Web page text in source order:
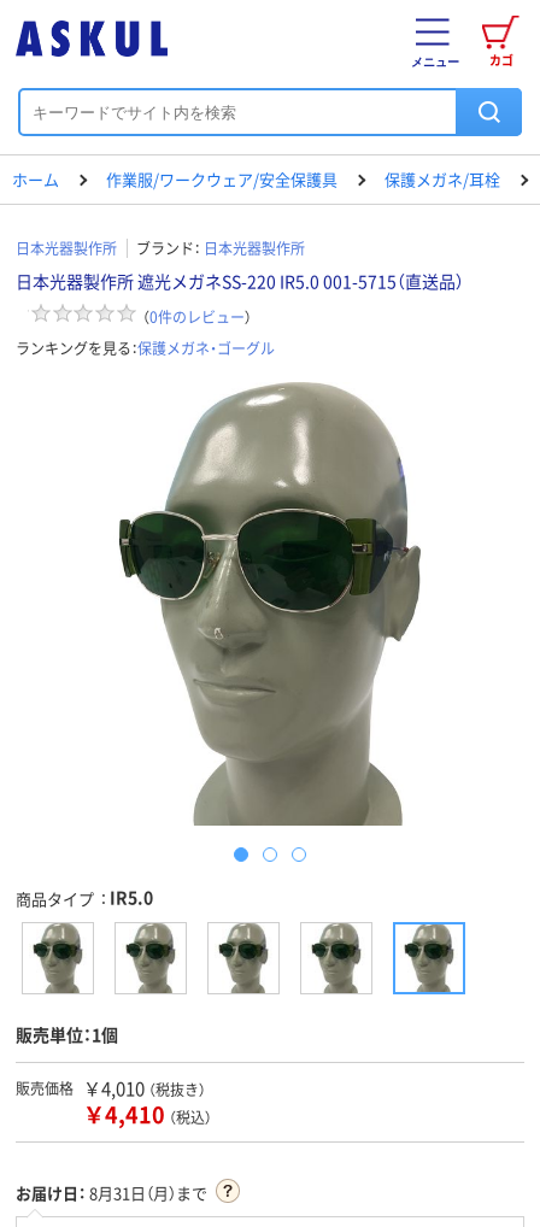
カゴ
メニュー
ホーム 作業服/ワークウェア/安全保護具 保護メガネ/耳栓
日本光器製作所 ブランド： 日本光器製作所
日本光器製作所 遮光メガネSS-220 IR5.0 001-5715（直送品）
（0件のレビュー）
ランキングを見る：保護メガネ・ゴーグル
商品タイプ IR5.0
販売単位：1個
販売価格 ￥4,010 （税抜き）
￥4,410 （税込）
お届け日： 8月31日（月）まで